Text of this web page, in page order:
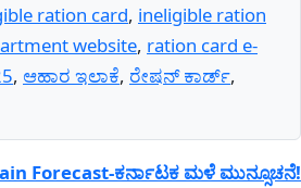
ration card, ineligible ration
website, ration card e-
, ಆಹಾರ ಇಲಾಕೆ, ರೇಷನ್ ಕಾರ್ಡ್,
Forecast-ಕರ್ನಾಟಕ ಮಳೆ ಮುನ್ಸೂಚನೆ!